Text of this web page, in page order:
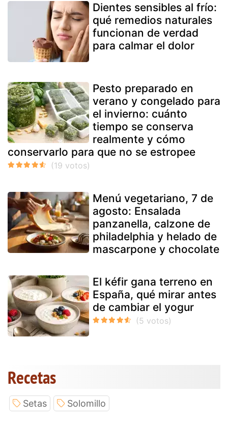
Dientes sensibles al frío:
qué remedios naturales
funcionan de verdad
para calmar el dolor
Pesto preparado en
verano y congelado para
el invierno: cuánto
tiempo se conserva
realmente y cómo
conservarlo para que no se estropee
Menú vegetariano, 7 de
agosto: Ensalada
panzanella, calzone de
philadelphia y helado de
mascarpone y chocolate
El kéfir gana terreno en
España, qué mirar antes
de cambiar el yogur
Recetas
Setas Solomillo